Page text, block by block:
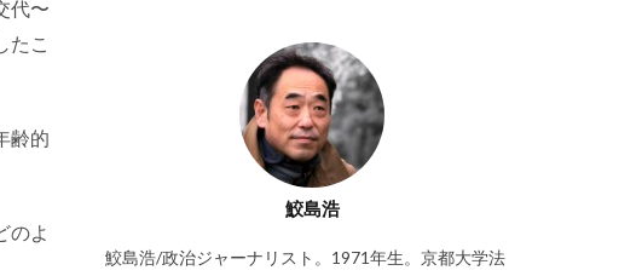
代〜
たこ
齢的
のよ
鮫島浩
鮫島浩/政治ジャーナリスト。1971年生。京都大学法